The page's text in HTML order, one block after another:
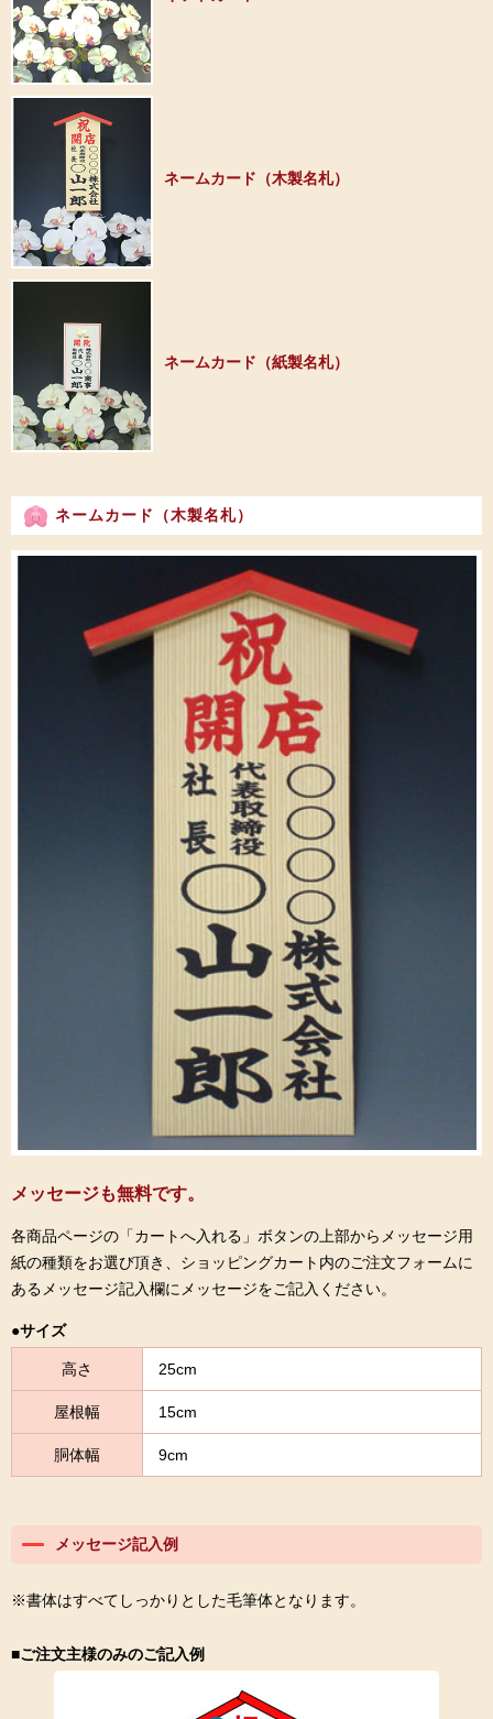
ネームカード（木製名札）
ネームカード（紙製名札）
ネームカード（木製名札）
メッセージも無料です。
各商品ページの「カートへ入れる」ボタンの上部からメッセージ用
紙の種類をお選び頂き、ショッピングカート内のご注文フォームに
あるメッセージ記入欄にメッセージをご記入ください。
●サイズ
高さ 25cm
屋根幅 15cm
胴体幅 9cm
メッセージ記入例
※書体はすべてしっかりとした毛筆体となります。
■ご注文主様のみのご記入例